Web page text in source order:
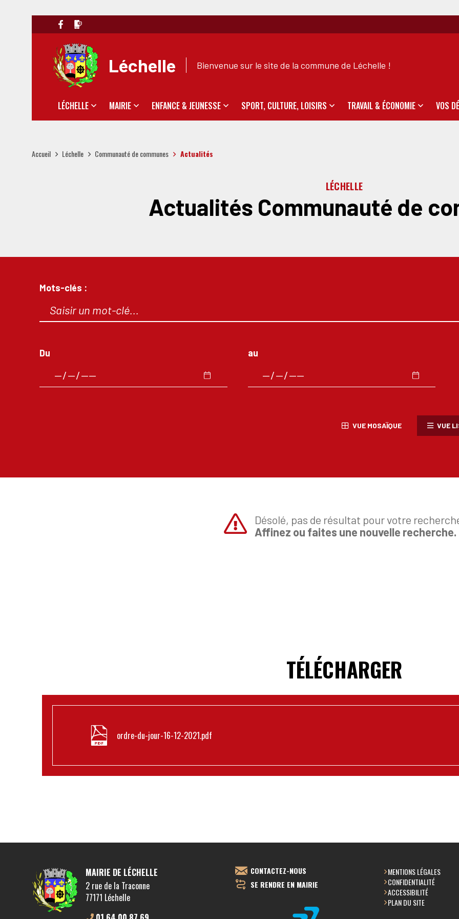
Bienvenue sur le site de la commune de Léchelle !
Léchelle
LÉCHELLE MAIRIE ENFANCE & JEUNESSE SPORT, CULTURE, LOISIRS TRAVAIL & ÉCONOMIE VOS
Accueil Léchelle Communauté de communes Actualités
LÉCHELLE
Actualités Communauté de
Mots-clés :
Du au
VUE MOSAÏQUE VUE
Désolé, pas de résultat pour votre
Affinez ou faites une nouvelle recherche.
TÉLÉCHARGER
ordre-du-jour-16-12-2021.pdf
MAIRIE DE LÉCHELLE
2 rue de la Traconne
77171 Léchelle
CONTACTEZ-NOUS
SE RENDRE EN MAIRIE
MENTIONS LÉGALES
CONFIDENTIALITÉ
ACCESSIBILITÉ
PLAN DU SITE